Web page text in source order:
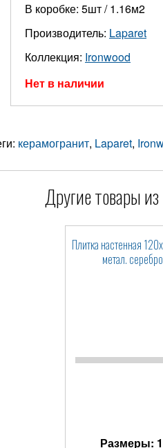
В коробке: 5шт / 1.16м2
Производитель: Laparet
Коллекция: Ironwood
Нет в наличии
керамогранит, Laparet,
Другие товары
Плитка настенная
метал.
Размеры: